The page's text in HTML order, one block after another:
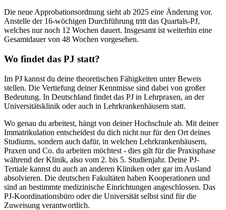
Die neue Approbationsordnung sieht ab 2025 eine Änderung vor.
Anstelle der 16-wöchigen Durchführung tritt das Quartals-PJ,
welches nur noch 12 Wochen dauert. Insgesamt ist weiterhin eine
Gesamtdauer von 48 Wochen vorgesehen.
Wo findet das PJ statt?
Im PJ kannst du deine theoretischen Fähigkeiten unter Beweis
stellen. Die Vertiefung deiner Kenntnisse sind dabei von großer
Bedeutung. In Deutschland findet das PJ in Lehrpraxen, an der
Universitätsklinik oder auch in Lehrkrankenhäusern statt.
Wo genau du arbeitest, hängt von deiner Hochschule ab. Mit deiner
Immatrikulation entscheidest du dich nicht nur für den Ort deines
Studiums, sondern auch dafür, in welchen Lehrkrankenhäusern,
Praxen und Co. du arbeiten möchtest - dies gilt für die Praxisphase
während der Klinik, also vom 2. bis 5. Studienjahr. Deine PJ-
Tertiale kannst du auch an anderen Kliniken oder gar im Ausland
absolvieren. Die deutschen Fakultäten haben Kooperationen und
sind an bestimmte medizinische Einrichtungen angeschlossen. Das
PJ-Koordinationsbüro oder die Universität selbst sind für die
Zuweisung verantwortlich.